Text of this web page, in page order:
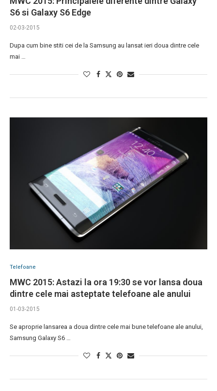
S6 si Galaxy S6 Edge
02-03-2015
Dupa cum bine stiti cei de la Samsung au lansat ieri doua dintre cele
mai …
Telefoane
MWC 2015: Astazi la ora 19:30 se vor lansa doua
dintre cele mai asteptate telefoane ale anului
01-03-2015
Se aproprie lansarea a doua dintre cele mai bune telefoane ale anului,
Samsung Galaxy S6 …